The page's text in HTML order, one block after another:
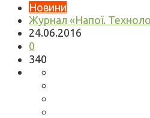
Новини
Журнал «Напої.
24.06.2016
0
340